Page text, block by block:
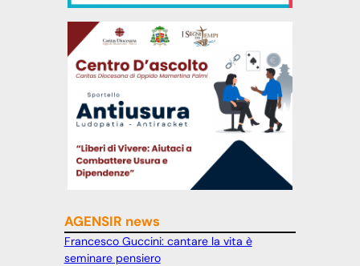
AGENSIR news
Francesco Guccini: cantare la vita è
seminare pensiero